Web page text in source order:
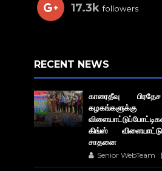
17.3k followers
RECENT NEWS
காரைதீவு
கிங்ஸ்
சாதனை
Senior WebTeam